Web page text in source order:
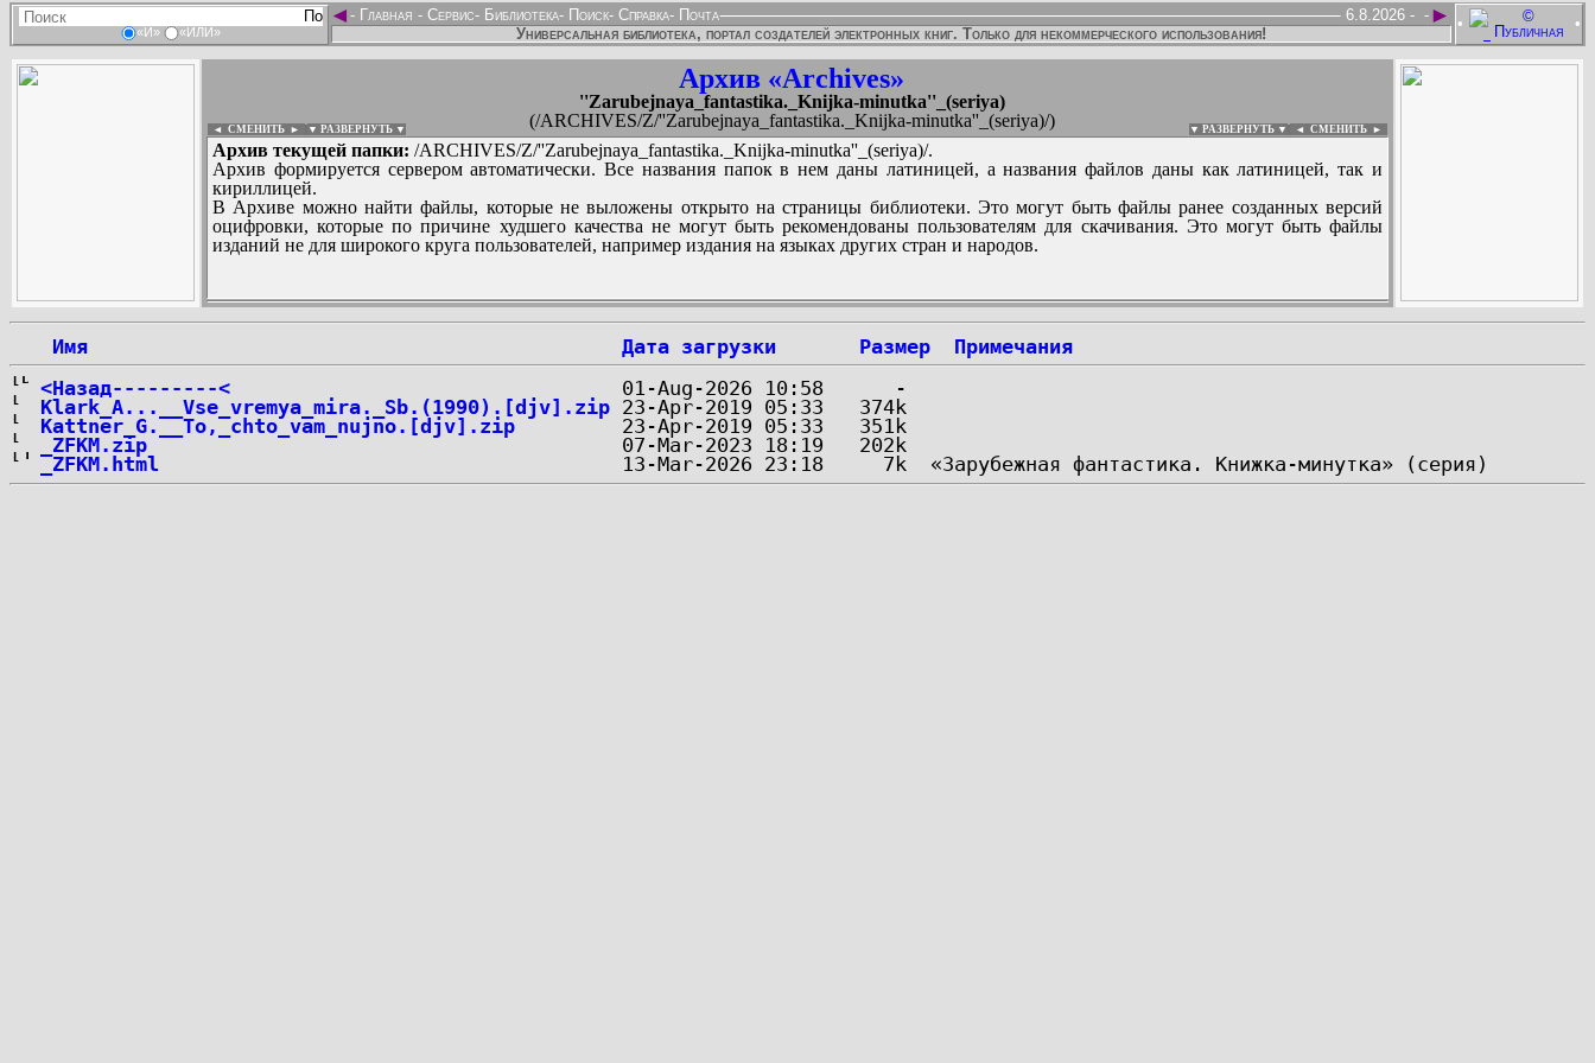
«И» «ИЛИ»
• •
◄ ►
- Главная - Сервис- Библиотека- Поиск- Справка- Почта -
6.8.2026 -
Универсальная библиотека, портал создателей электронных книг. Только для некоммерческого использования!
Архив «Archives»
''Zarubejnaya_fantastika._Knijka-minutka''_(seriya)
(/ARCHIVES/Z/''Zarubejnaya_fantastika._Knijka-minutka''_(seriya)/)
◄ СМЕНИТЬ ► ▼ РАЗВЕРНУТЬ ▼ ▼ РАЗВЕРНУТЬ ▼ ◄ СМЕНИТЬ ►
Архив текущей папки: /ARCHIVES/Z/''Zarubejnaya_fantastika._Knijka-minutka''_(seriya)/.
Архив формируется сервером автоматически. Все названия папок в нем даны латиницей, а названия файлов даны как латиницей, так и
кириллицей.
В Архиве можно найти файлы, которые не выложены открыто на страницы библиотеки. Это могут быть файлы ранее созданных версий
оцифровки, которые по причине худшего качества не могут быть рекомендованы пользователям для скачивания. Это могут быть файлы
изданий не для широкого круга пользователей, например издания на языках других стран и народов.
:
...
Имя Дата загрузки Размер
Примечания
<Назад---------<
Klark_A...__Vse_vremya_mira._Sb.(1990).[djv].zip
Kattner_G.__To,_chto_vam_nujno.[djv].zip
_ZFKM.zip
_ZFKM.html